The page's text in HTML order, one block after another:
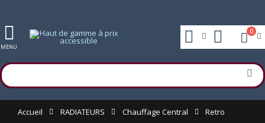
MENU
0
Accueil RADIATEURS Chauffage Central Retro